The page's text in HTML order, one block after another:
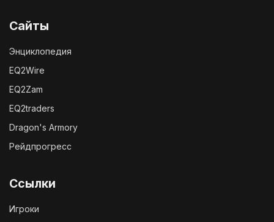
Сайты
Энциклопедия
EQ2Wire
EQ2Zam
EQ2traders
Dragon's Armory
Рейдпрогресс
Ссылки
Игроки